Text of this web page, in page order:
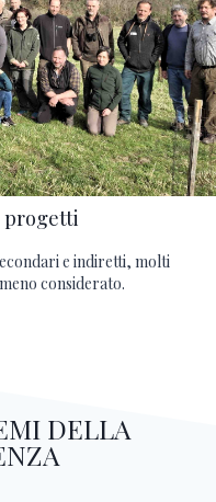
e indiretti, molti
considerato.
DELLA